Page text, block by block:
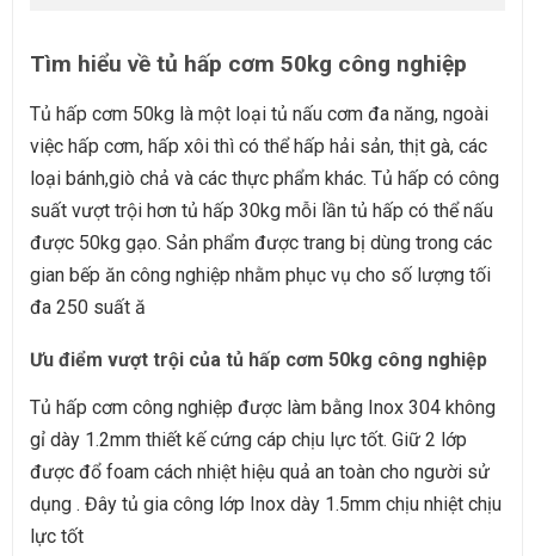
Tìm hiểu về tủ hấp cơm 50kg công nghiệp
Tủ hấp cơm 50kg là một loại tủ nấu cơm đa năng, ngoài
việc hấp cơm, hấp xôi thì có thể hấp hải sản, thịt gà, các
loại bánh,giò chả và các thực phẩm khác. Tủ hấp có công
suất vượt trội hơn tủ hấp 30kg mỗi lần tủ hấp có thể nấu
được 50kg gạo. Sản phẩm được trang bị dùng trong các
gian bếp ăn công nghiệp nhằm phục vụ cho số lượng tối
đa 250 suất ă
Ưu điểm vượt trội của tủ hấp cơm 50kg công nghiệp
Tủ hấp cơm công nghiệp được làm bằng Inox 304 không
gỉ dày 1.2mm thiết kế cứng cáp chịu lực tốt. Giữ 2 lớp
được đổfoam cách nhiệt hiệu quả an toàn cho người sử
dụng . Đây tủ gia công lớp Inox dày 1.5mm chịu nhiệt chịu
lực tốt